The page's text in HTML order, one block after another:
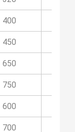
400
450
650
750
600
700